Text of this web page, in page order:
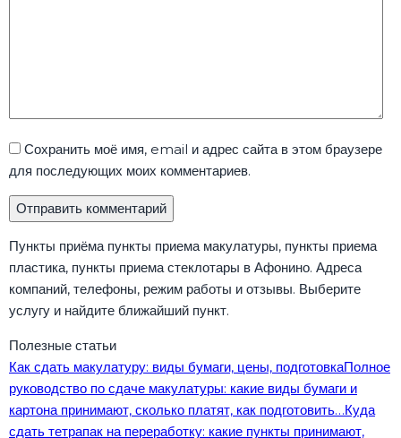
Сохранить моё имя, email и адрес сайта в этом браузере
для последующих моих комментариев.
Пункты приёма пункты приема макулатуры, пункты приема
пластика, пункты приема стеклотары в Афонино. Адреса
компаний, телефоны, режим работы и отзывы. Выберите
услугу и найдите ближайший пункт.
Полезные статьи
Как сдать макулатуру: виды бумаги, цены, подготовкаПолное
руководство по сдаче макулатуры: какие виды бумаги и
картона принимают, сколько платят, как подготовить…Куда
сдать тетрапак на переработку: какие пункты принимают,